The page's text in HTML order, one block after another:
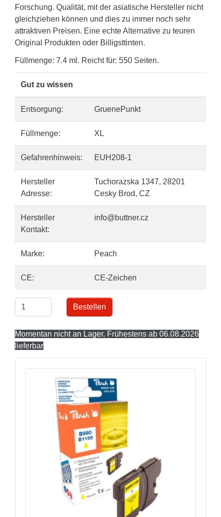
Forschung. Qualität, mit der asiatische Hersteller nicht
gleichziehen können und dies zu immer noch sehr
attraktiven Preisen. Eine echte Alternative zu teuren
Original Produkten oder Billigsttinten.
Füllmenge: 7.4 ml. Reicht für: 550 Seiten.
Gut zu wissen
Entsorgung: GruenePunkt
Füllmenge: XL
Gefahrenhinweis: EUH208-1
Hersteller
Adresse:
Tuchorazska 1347, 28201
Cesky Brod, CZ
Hersteller
Kontakt:
info@buttner.cz
Marke: Peach
CE: CE-Zeichen
Bestellen
Momentan nicht an Lager. Frühestens ab 06.08.2026
lieferbar